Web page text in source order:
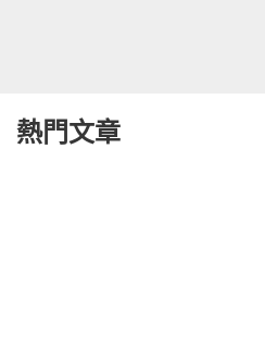
熱門文章